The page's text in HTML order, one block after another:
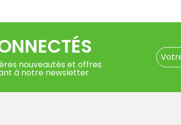
nouveautés et offres
à notre newsletter